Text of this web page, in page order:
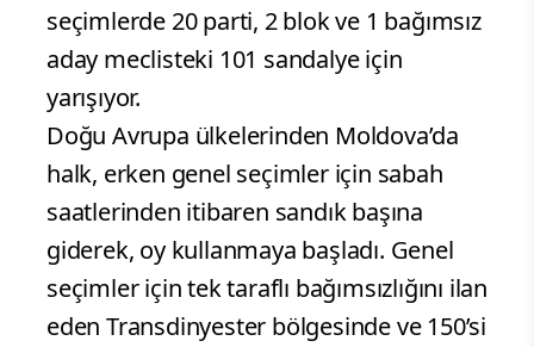
seçimlerde 20 parti, 2 blok ve 1 bağımsız
aday meclisteki 101 sandalye için
yarışıyor.
Doğu Avrupa ülkelerinden Moldova’da
halk, erken genel seçimler için sabah
saatlerinden itibaren sandık başına
giderek, oy kullanmaya başladı. Genel
seçimler için tek taraflı bağımsızlığını ilan
eden Transdinyester bölgesinde ve 150’si